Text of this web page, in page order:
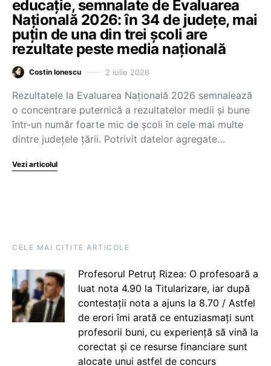
educație, semnalate de Evaluarea
Națională 2026: în 34 de județe, mai
puțin de una din trei școli are
rezultate peste media națională
Costin Ionescu 2 iulie 2026
Rezultatele la Evaluarea Națională 2026 semnalează
o concentrare puternică a rezultatelor medii și bune
într-un număr foarte mic de școli în cele mai multe
dintre județele țării. Potrivit datelor agregate…
Vezi articolul
CELE MAI CITITE ARTICOLE
Profesorul Petruț Rizea: O profesoară a
luat nota 4.90 la Titularizare, iar după
contestații nota a ajuns la 8.70 / Astfel
de erori îmi arată ce entuziasmați sunt
profesorii buni, cu experiență să vină la
corectat și ce resurse financiare sunt
alocate unui astfel de concurs